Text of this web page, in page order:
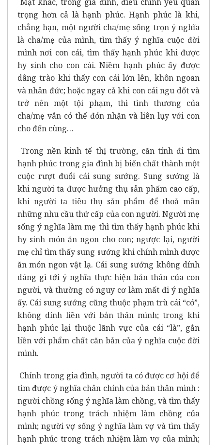
trọng hơn cả là hạnh phúc. Hạnh phúc là khi,
chẳng hạn, một người cha/mẹ sống trọn ý nghĩa
là cha/mẹ của mình, tìm thấy ý nghĩa cuộc đời
mình nơi con cái, tìm thấy hạnh phúc khi được
hy sinh cho con cái. Niềm hạnh phúc ấy được
dâng trào khi thấy con cái lớn lên, khôn ngoan
và nhân đức; hoặc ngay cả khi con cái ngu dốt và
trở nên một tội phạm, thì tình thương của
cha/mẹ vẫn có thể đón nhận và liên lụy với con
cho đến cùng…
Trong nền kinh tế thị trường, căn tính đi tìm
hạnh phúc trong gia đình bị biến chất thành một
cuộc rượt đuổi cái sung sướng. Sung sướng là
khi người ta được hưởng thụ sản phẩm cao cấp,
khi người ta tiêu thụ sản phẩm để thoả mãn
những nhu cầu thứ cấp của con người. Người mẹ
sống ý nghĩa làm mẹ thì tìm thấy hạnh phúc khi
hy sinh món ăn ngon cho con; ngược lại, người
mẹ chỉ tìm thấy sung sướng khi chính mình được
ăn món ngon vật lạ. Cái sung sướng không dính
dáng gì tới ý nghĩa thực hiện bản thân của con
người, và thường có nguy cơ làm mất đi ý nghĩa
ấy. Cái sung sướng cũng thuộc phạm trù cái “có”,
không dính liền với bản thân mình; trong khi
hạnh phúc lại thuộc lãnh vực của cái “là”, gắn
liền với phẩm chất căn bản của ý nghĩa cuộc đời
mình.
Chính trong gia đình, người ta có được cơ hội để
tìm được ý nghĩa chân chính của bản thân mình :
người chồng sống ý nghĩa làm chồng, và tìm thấy
hạnh phúc trong trách nhiệm làm chồng của
mình; người vợ sống ý nghĩa làm vợ và tìm thấy
hạnh phúc trong trách nhiệm làm vợ của mình;